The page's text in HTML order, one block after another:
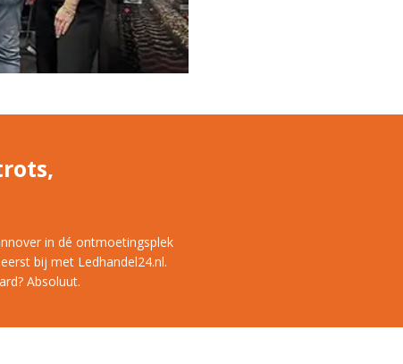
in dé ontmoetingsplek
bij met Ledhandel24.nl.
Absoluut.